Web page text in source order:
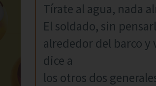
Tírate al agua, nada
El soldado, sin
alrededor del barco y
dice a
los otros dos